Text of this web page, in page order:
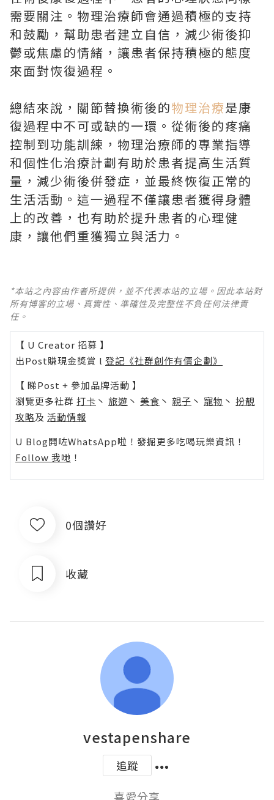
需要關注。物理治療師會通過積極的支持
和鼓勵，幫助患者建立自信，減少術後抑
鬱或焦慮的情緒，讓患者保持積極的態度
來面對恢復過程。
總結來說，關節替換術後的物理治療是康
復過程中不可或缺的一環。從術後的疼痛
控制到功能訓練，物理治療師的專業指導
和個性化治療計劃有助於患者提高生活質
量，減少術後併發症，並最終恢復正常的
生活活動。這一過程不僅讓患者獲得身體
上的改善，也有助於提升患者的心理健
康，讓他們重獲獨立與活力。
*本站之內容由作者所提供，並不代表本站的立場。因此本站對
所有博客的立場、真實性、準確性及完整性不負任何法律責
任。
【 U Creator 招募 】
出Post賺現金獎賞 l 登記《社群創作有價企劃》
【 睇Post + 參加品牌活動 】
瀏覽更多社群 打卡 丶 旅遊 丶 美食 丶 親子 丶 寵物 丶 扮靚
攻略及 活動情報
U Blog開咗WhatsApp啦！發掘更多吃喝玩樂資訊！
Follow 我哋 ！
0個讚好
收藏
vestapenshare
追蹤
喜愛分享